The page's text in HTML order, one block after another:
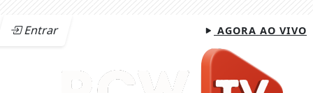
Entrar AGORA AO VIVO